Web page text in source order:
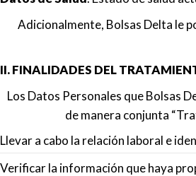
Adicionalmente, Bolsas Delta le
II. FINALIDADES DEL
Los Datos Personales que Bolsas
de manera conjunta
Llevar a cabo la relación laboral e
Verificar la información que haya